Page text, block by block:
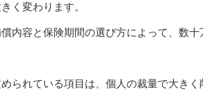
く変わります。
内容と保険期間の選び方によって、数十
られている項目は、個人の裁量で大き